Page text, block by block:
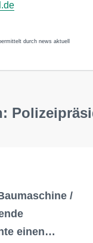
durch news aktuell
/
einen…